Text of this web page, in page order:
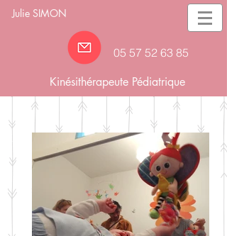
Julie SIMON
05 57 52 63 85
Kinésithérapeute Pédiatrique